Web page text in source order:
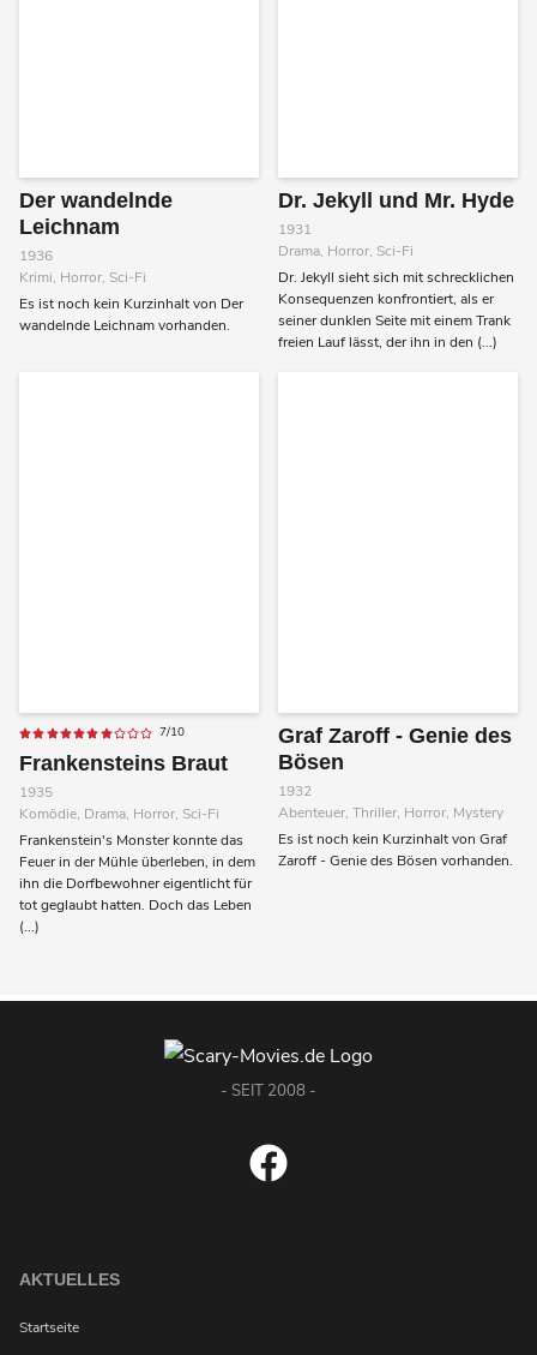
Der wandelnde
Leichnam
1936
Krimi, Horror, Sci-Fi
Es ist noch kein Kurzinhalt von Der
wandelnde Leichnam vorhanden.
Dr. Jekyll und Mr. Hyde
1931
Drama, Horror, Sci-Fi
Dr. Jekyll sieht sich mit schrecklichen
Konsequenzen konfrontiert, als er
seiner dunklen Seite mit einem Trank
freien Lauf lässt, der ihn in den (...)
7/10
Frankensteins Braut
1935
Komödie, Drama, Horror, Sci-Fi
Frankenstein's Monster konnte das
Feuer in der Mühle überleben, in dem
ihn die Dorfbewohner eigentlicht für
tot geglaubt hatten. Doch das Leben
(...)
Graf Zaroff - Genie des
Bösen
1932
Abenteuer, Thriller, Horror, Mystery
Es ist noch kein Kurzinhalt von Graf
Zaroff - Genie des Bösen vorhanden.
- SEIT 2008 -
AKTUELLES
Startseite